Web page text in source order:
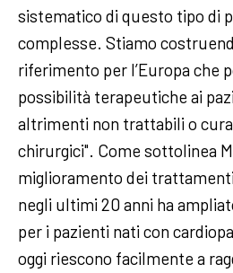
sistematico di questo tipo di
complesse. Stiamo
riferimento per l’Europa che
possibilità terapeutiche ai
altrimenti non trattabili o
chirurgici". Come sottolinea
miglioramento dei
negli ultimi 20 anni ha
per i pazienti nati con
oggi riescono facilmente a